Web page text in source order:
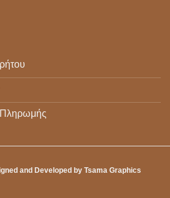
and Developed by Tsama Graphics